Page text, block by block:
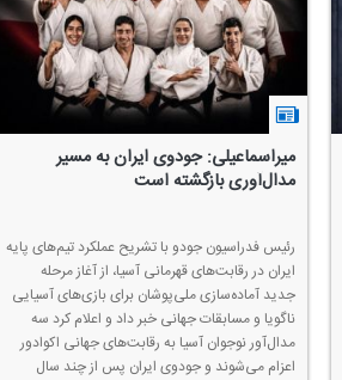
میراسماعیلی: جودوی ایران به مسیر
مدال‌آوری بازگشته است
رئیس فدراسیون جودو با تشریح عملكرد تیم‌های پایه
ایران در رقابت‌های قهرمانی آسیا، از آغاز مرحله
جدید آماده‌سازی ملی‌پوشان برای بازی‌های آسیایی
ناگویا و مسابقات جهانی خبر داد و اعلام كرد سه
مدال‌آور نوجوان آسیا به رقابت‌های جهانی اكوادور
اعزام می‌شوند و جودوی ایران پس از چند سال